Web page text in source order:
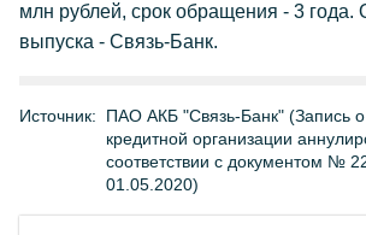
млн рублей, срок обращения - 3 года.
выпуска - Связь-Банк.
Источник:
ПАО АКБ "Связь-Банк" (Запись о
кредитной организации
соответствии с документом №
01.05.2020)